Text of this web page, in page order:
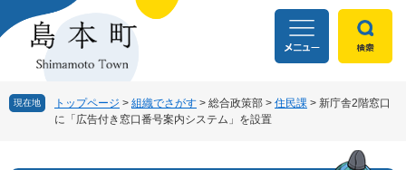
ー
ニ
現在地 トップページ > 組織でさがす > 総合政策部 > 住民課 > 新庁舎2階窓口
に「広告付き窓口番号案内システム」を設置